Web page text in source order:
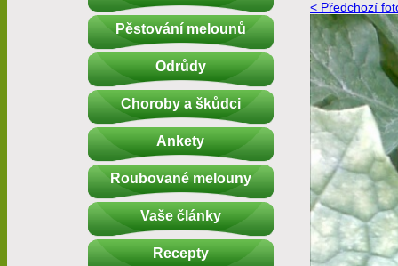
Pěstování melounů
Odrůdy
Choroby a škůdci
Ankety
Roubované melouny
Vaše články
Recepty
< Předchozí